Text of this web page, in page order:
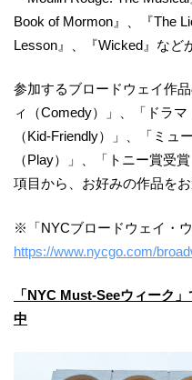
Book of Mormon』、『The
Lesson』、『Wicked』など
参加するブロードウェイ作
ィ（Comedy）」、「ドラ
（Kid-Friendly）」、「ミュ
（Play）」、「トニー賞受
項目から、お好みの作品をお
※「NYCブロードウェイ・
https://www.nycgo.com/
「NYC Must-Seeウィーク
中